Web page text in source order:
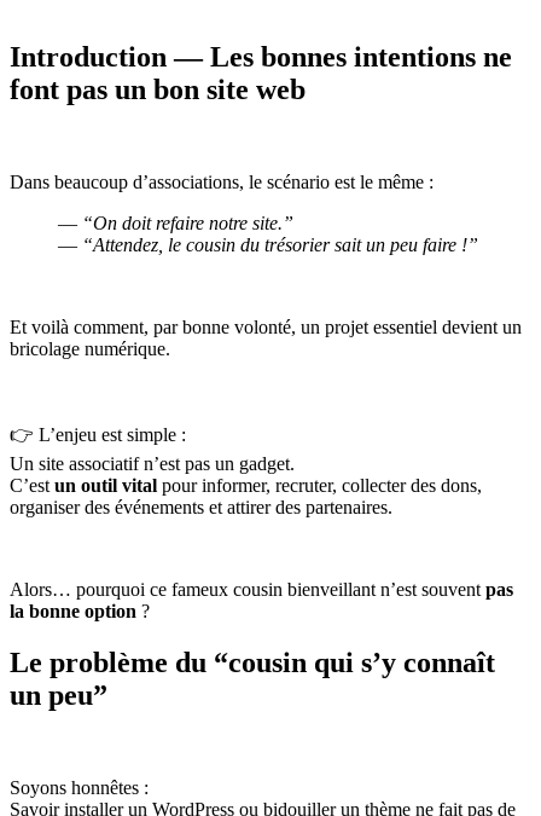
Introduction — Les bonnes intentions ne
font pas un bon site web
Dans beaucoup d’associations, le scénario est le même :
— “On doit refaire notre site.”
— “Attendez, le cousin du trésorier sait un peu faire !”
Et voilà comment, par bonne volonté, un projet essentiel devient un
bricolage numérique.
👉 L’enjeu est simple :
Un site associatif n’est pas un gadget.
C’est un outil vital pour informer, recruter, collecter des dons,
organiser des événements et attirer des partenaires.
Alors… pourquoi ce fameux cousin bienveillant n’est souvent pas
la bonne option ?
Le problème du “cousin qui s’y connaît
un peu”
Soyons honnêtes :
Savoir installer un WordPress ou bidouiller un thème ne fait pas de